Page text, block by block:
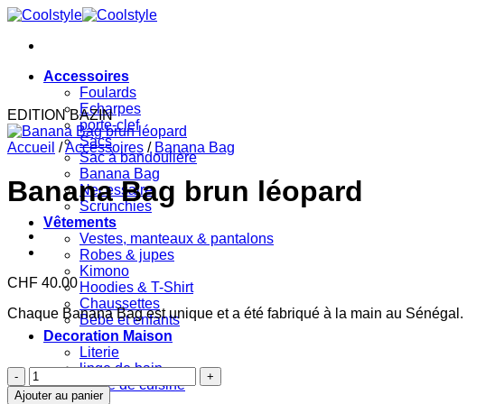
Passer
contenu
Accessoires
Foulards
Echarpes
porte-clef
Sacs
Sac à bandoulière
Banana Bag
Necessaire
Scrunchies
Vêtements
Vestes, manteaux & pantalons
Robes & jupes
Kimono
Hoodies & T-Shirt
Chaussettes
Bébé et enfants
Decoration Maison
Literie
linge de bain
Linge de cuisine
Bijoux
EDITION BAZIN
Accueil /Accessoires / Banana Bag
Banana Bag brun léopard
CHF 40.00
Chaque Banana Bag est unique et a été fabriqué à la main au Sénégal.
quantité
de
Ajouter au panier